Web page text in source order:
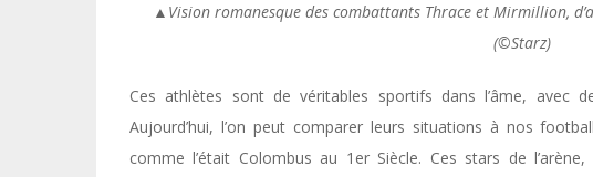
▲Vision romanesque des combattants Thrace et Mirmillion,
(©Starz)
Ces athlètes sont de véritables sportifs dans l’âme, avec
Aujourd’hui, l’on peut comparer leurs situations à nos
comme l’était Colombus au 1er Siècle. Ces stars de